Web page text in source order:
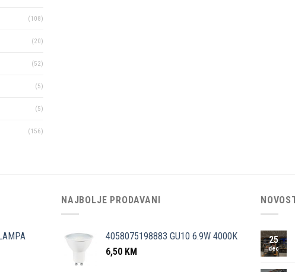
(108)
(20)
(52)
(5)
(5)
(156)
NAJBOLJE PRODAVANI
4058075198883 GU10 6.9W 4000K
6,50 KM
25
dec